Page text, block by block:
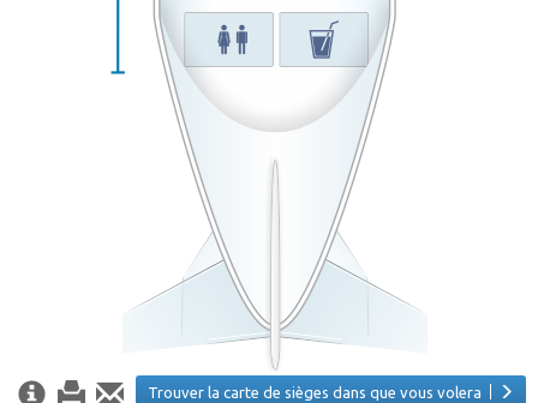
Trouver la carte de sièges dans que vous volera